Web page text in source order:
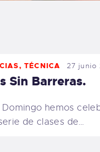
CARRITO
,TÉCNICA 27 junio
Sin Barreras.
Domingo hemos
de clases de…